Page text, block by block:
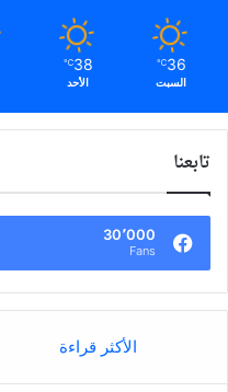
36
℃
السبت
38
℃
الأحد
تابعنا
30٬000
Fans
الأكثر قراءة